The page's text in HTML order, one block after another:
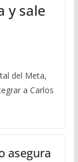
y sale
del Meta,
a Carlos
asegura